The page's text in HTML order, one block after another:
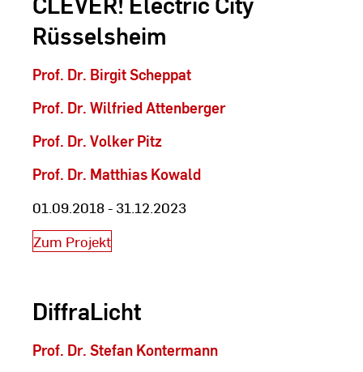
Rüsselsheim
Prof. Dr. Birgit Scheppat
Prof. Dr. Wilfried Attenberger
Prof. Dr. Volker Pitz
Prof. Dr. Matthias Kowald
01.09.2018 - 31.12.2023
Zum Projekt
DiffraLicht
Prof. Dr. Stefan Kontermann